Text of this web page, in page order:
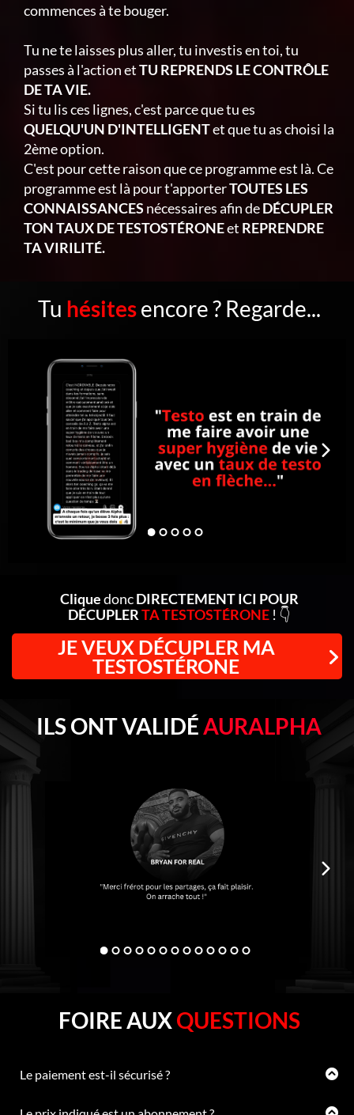
commences à te bouger.
Tu ne te laisses plus aller, tu investis en toi, tu
passes à l'action etTU REPRENDS LE CONTRÔLE
DE TA VIE.
Si tu lis ces lignes, c'est parce que tu es
QUELQU'UN D'INTELLIGENTet que tu as choisi la
2ème option.
C'est pour cette raison que ce programme est là. Ce
programme est là pour t'apporterTOUTES LES
CONNAISSANCES nécessaires afin deDÉCUPLER
TON TAUX DE TESTOSTÉRONEet REPRENDRE
TA VIRILITÉ.
Tu hésitesencore ? Regarde...
CliquedoncDIRECTEMENT ICI POUR
DÉCUPLERTA TESTOSTÉRONE ! 👇
JE VEUX DÉCUPLER MA
TESTOSTÉRONE
ILS ONT VALIDÉAURALPHA
FOIRE AUXQUESTIONS
Le paiement est-il sécurisé ?
un paiement sécurisé sur notre site. Il bénéficie notamment